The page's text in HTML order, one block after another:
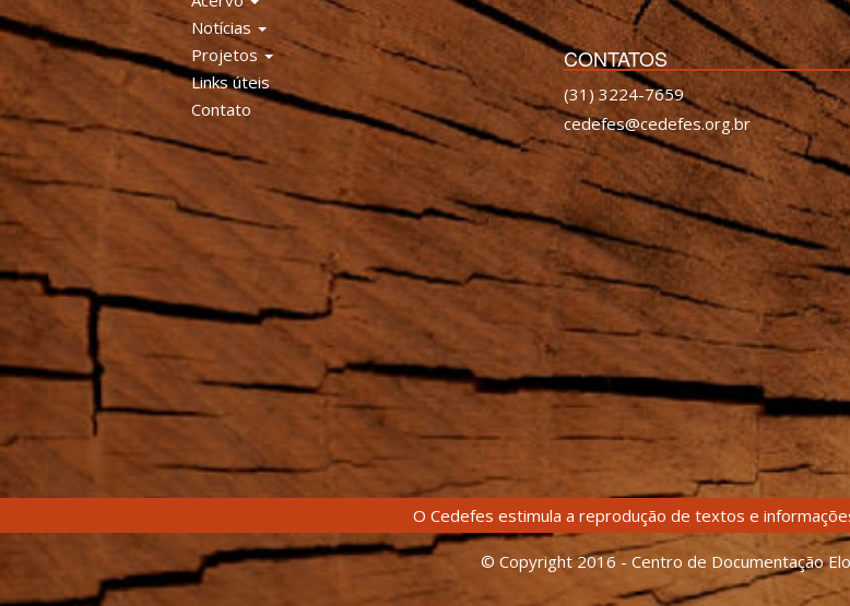
Notícias
Projetos
Links úteis
Contato
CONTATOS
(31) 3224-7659
cedefes@cedefes.org.br
O Cedefes estimula a reprodução de textos e
© Copyright 2016 - Centro de Documentação